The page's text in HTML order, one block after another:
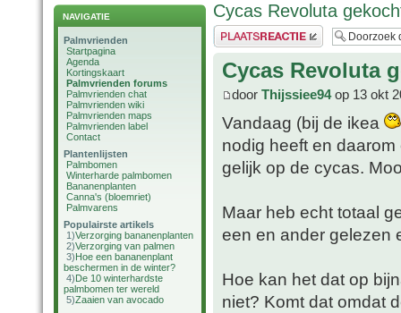
NAVIGATIE
Palmvrienden
Startpagina
Agenda
Kortingskaart
Palmvrienden forums
Palmvrienden chat
Palmvrienden wiki
Palmvrienden maps
Palmvrienden label
Contact
Plantenlijsten
Palmbomen
Winterharde palmbomen
Bananenplanten
Canna's (bloemriet)
Palmvarens
Populairste artikels
1)Verzorging bananenplanten
2)Verzorging van palmen
3)Hoe een bananenplant
beschermen in de winter?
4)De 10 winterhardste
palmbomen ter wereld
5)Zaaien van avocado
Cycas Revoluta
Plaats een reactie
Cycas Revoluta
door Thijssiee94op 13 okt
Vandaag (bij de ikea
nodig heeft en
gelijk op de cycas.
Maar heb echt totaal
een en ander gelezen
Hoe kan het dat op
niet? Komt dat omdat